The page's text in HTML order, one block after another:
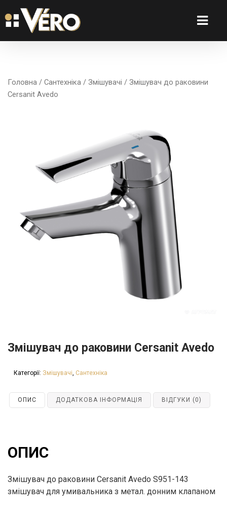
Головна / Сантехніка / Змішувачі / Змішувач до раковини
Cersanit Avedo
Змішувач до раковини Cersanit Avedo
Категорії: Змішувачі Сантехніка
ОПИС ДОДАТКОВА ІНФОРМАЦІЯ ВІДГУКИ (0)
ОПИС
Змішувач до раковини Cersanit Avedo S951-143
змішувач для умивальника з метал. донним клапаном